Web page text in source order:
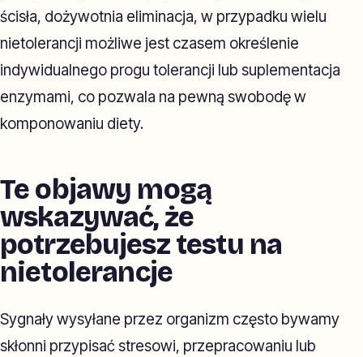
ścisła, dożywotnia eliminacja, w przypadku wielu
nietolerancji możliwe jest czasem określenie
indywidualnego progu tolerancji lub suplementacja
enzymami, co pozwala na pewną swobodę w
komponowaniu diety.
Te objawy mogą
wskazywać, że
potrzebujesz testu na
nietolerancje
Sygnały wysyłane przez organizm często bywamy
skłonni przypisać stresowi, przepracowaniu lub